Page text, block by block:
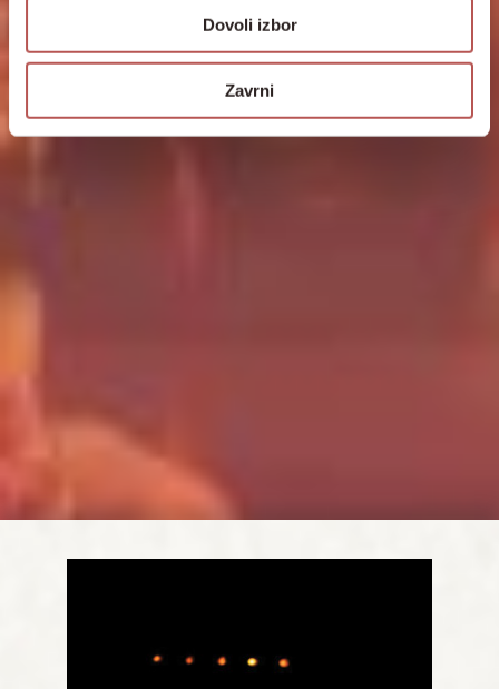
Dovoli izbor
Zavrni